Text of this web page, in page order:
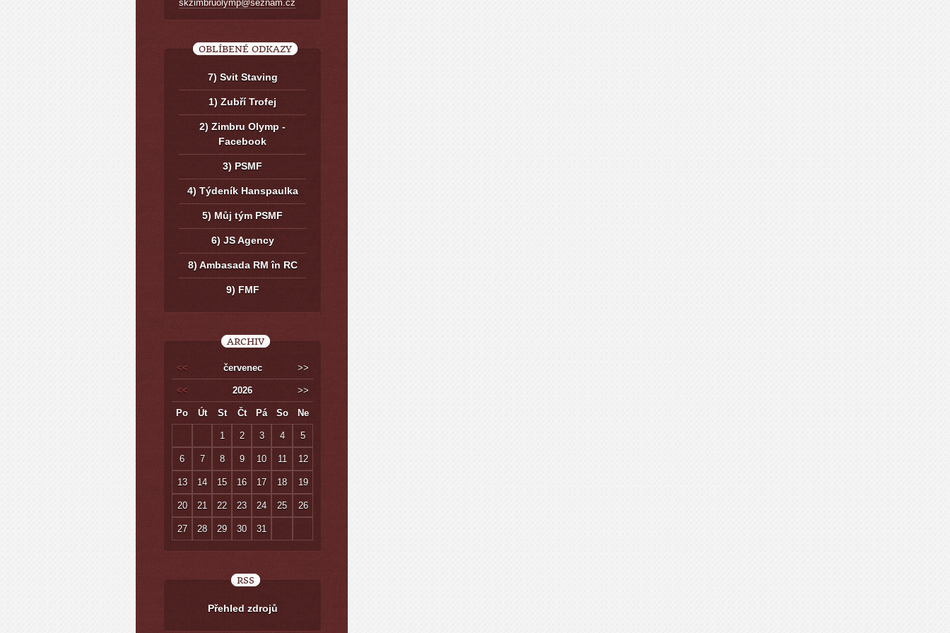
skzimbruolymp@seznam.cz
OBLÍBENÉ ODKAZY
7) Svit Staving
1) Zubří Trofej
2) Zimbru Olymp -
Facebook
3) PSMF
4) Týdeník Hanspaulka
5) Můj tým PSMF
6) JS Agency
8) Ambasada RM în RC
9) FMF
ARCHIV
<< červenec >>
<< 2026 >>
Po Út St Čt Pá So Ne
1 2 3 4 5
6 7 8 9 10 11 12
13 14 15 16 17 18 19
20 21 22 23 24 25 26
27 28 29 30 31
RSS
Přehled zdrojů